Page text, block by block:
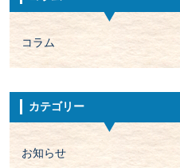
コラム
カテゴリー
お知らせ